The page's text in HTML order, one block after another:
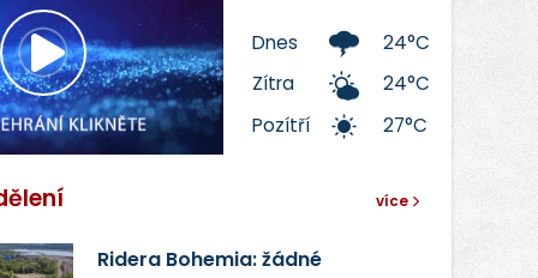
Přehrát
video
Dnes
24°C
Zítra
24°C
Pozítří
27°C
více
Ridera Bohemia: žádné